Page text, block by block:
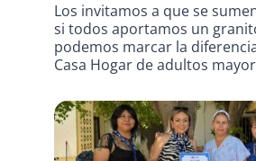
INICIAR SESIÓN
Los invitamos a que se
si todos aportamos un
podemos marcar la
Casa Hogar de adultos